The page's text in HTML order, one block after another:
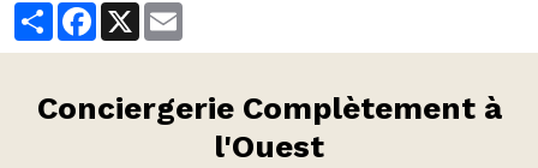
PartagerFacebook
X
Conciergerie Complètement à
l'Ouest